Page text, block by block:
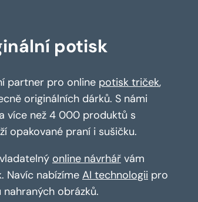
potisk
partner pro online potisk triček,
originálních dárků. S námi
více než 4 000 produktů s
opakované praní i sušičku.
online návrhář vám
Navíc nabízíme AI technologii pro
obrázků.